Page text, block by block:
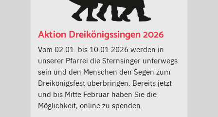
Aktion Dreikönigssingen 2026
Vom 02.01. bis 10.01.2026 werden in
unserer Pfarrei die Sternsinger unterwegs
sein und den Menschen den Segen zum
Dreikönigsfest überbringen. Bereits jetzt
und bis Mitte Februar haben Sie die
Möglichkeit, online zu spenden.